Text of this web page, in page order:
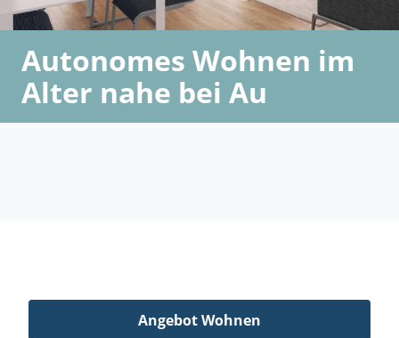
Autonomes Wohnen im
Alter nahe bei Au
Angebot Wohnen